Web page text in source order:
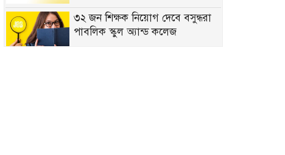
৩২ জন শিক্ষক নিয়োগ দেবে বসুন্ধরা
পাবলিক স্কুল অ্যান্ড কলেজ